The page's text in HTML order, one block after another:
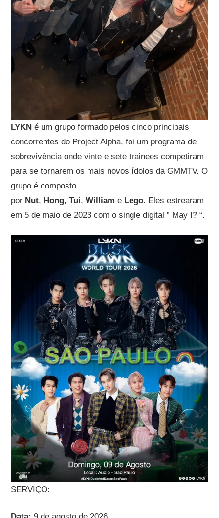
LYKN é um grupo formado pelos cinco principais
concorrentes do Project Alpha, foi um programa de
sobrevivência onde vinte e sete trainees competiram
para se tornarem os mais novos ídolos da GMMTV. O
grupo é composto
por Nut, Hong,Tui,William e Lego. Eles estrearam
em 5 de maio de 2023 com o single digital ” May I? “.
SERVIÇO: